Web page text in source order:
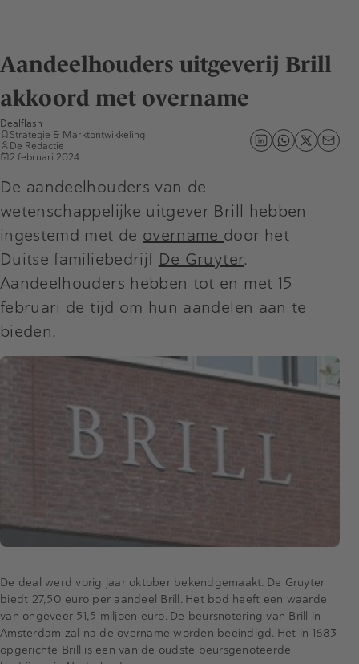
Aandeelhouders uitgeverij Brill
akkoord met overname
Dealflash
Strategie & Marktontwikkeling
De Redactie
2 februari 2024
De aandeelhouders van de
wetenschappelijke uitgever Brill hebben
ingestemd met de overname door het
Duitse familiebedrijf De Gruyter.
Aandeelhouders hebben tot en met 15
februari de tijd om hun aandelen aan te
bieden.
De deal werd vorig jaar oktober bekendgemaakt. De Gruyter
biedt 27,50 euro per aandeel Brill. Het bod heeft een waarde
van ongeveer 51,5 miljoen euro. De beursnotering van Brill in
Amsterdam zal na de overname worden beëindigd. Het in 1683
opgerichte Brill is een van de oudste beursgenoteerde